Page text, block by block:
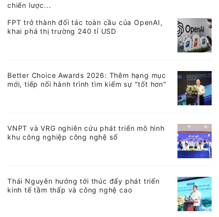
chiến lược...
FPT trở thành đối tác toàn cầu của OpenAI,
khai phá thị trường 240 tỉ USD
Better Choice Awards 2026: Thêm hạng mục
mới, tiếp nối hành trình tìm kiếm sự "tốt hơn"
VNPT và VRG nghiên cứu phát triển mô hình
khu công nghiệp công nghệ số
Thái Nguyên hướng tới thúc đẩy phát triển
kinh tế tầm thấp và công nghệ cao